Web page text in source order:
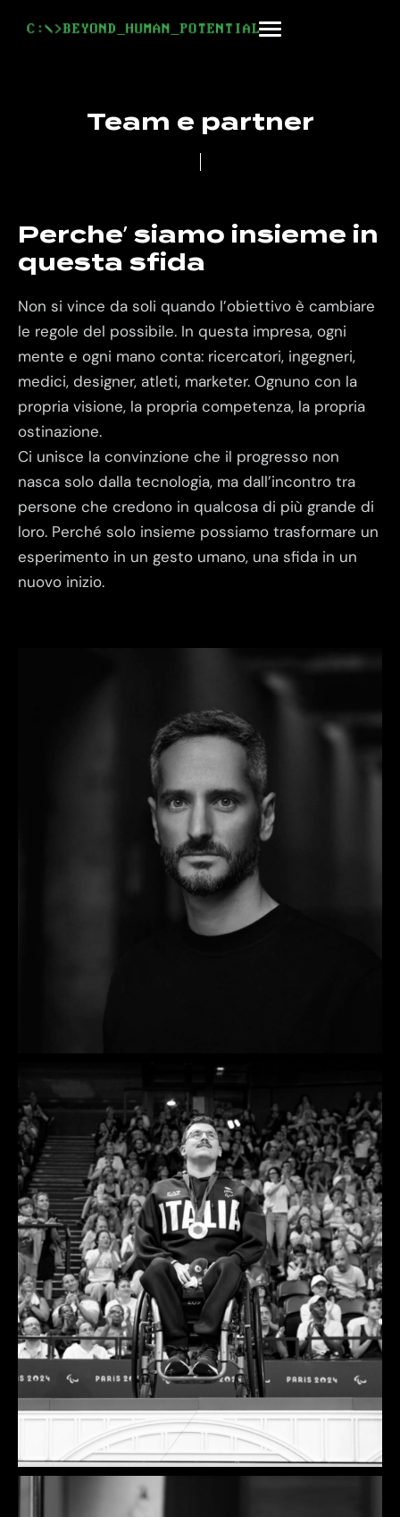
Menu
Team e partner
Perche’ siamo insieme in
questa sfida
Non si vince da soli quando l’obiettivo è cambiare
le regole del possibile. In questa impresa, ogni
mente e ogni mano conta: ricercatori, ingegneri,
medici, designer, atleti, marketer. Ognuno con la
propria visione, la propria competenza, la propria
ostinazione.
Ci unisce la convinzione che il progresso non
nasca solo dalla tecnologia, ma dall’incontro tra
persone che credono in qualcosa di più grande di
loro. Perché solo insieme possiamo trasformare un
esperimento in un gesto umano, una sfida in un
nuovo inizio.